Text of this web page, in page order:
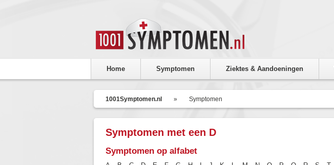
Home Symptomen Ziektes & Aandoeningen
1001Symptomen.nl » Symptomen
Symptomen met een D
Symptomen op alfabet